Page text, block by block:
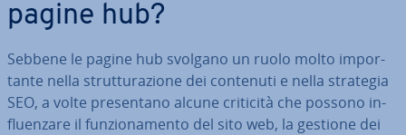
pagine hub?
Sebbene le pagine hub svolgano un ruolo molto im­por­
tan­te nella strut­tu­ra­zio­ne dei contenuti e nella strategia
SEO, a volte pre­sen­ta­no alcune criticità che possono in­
fluen­za­re il fun­zio­na­men­to del sito web, la gestione dei